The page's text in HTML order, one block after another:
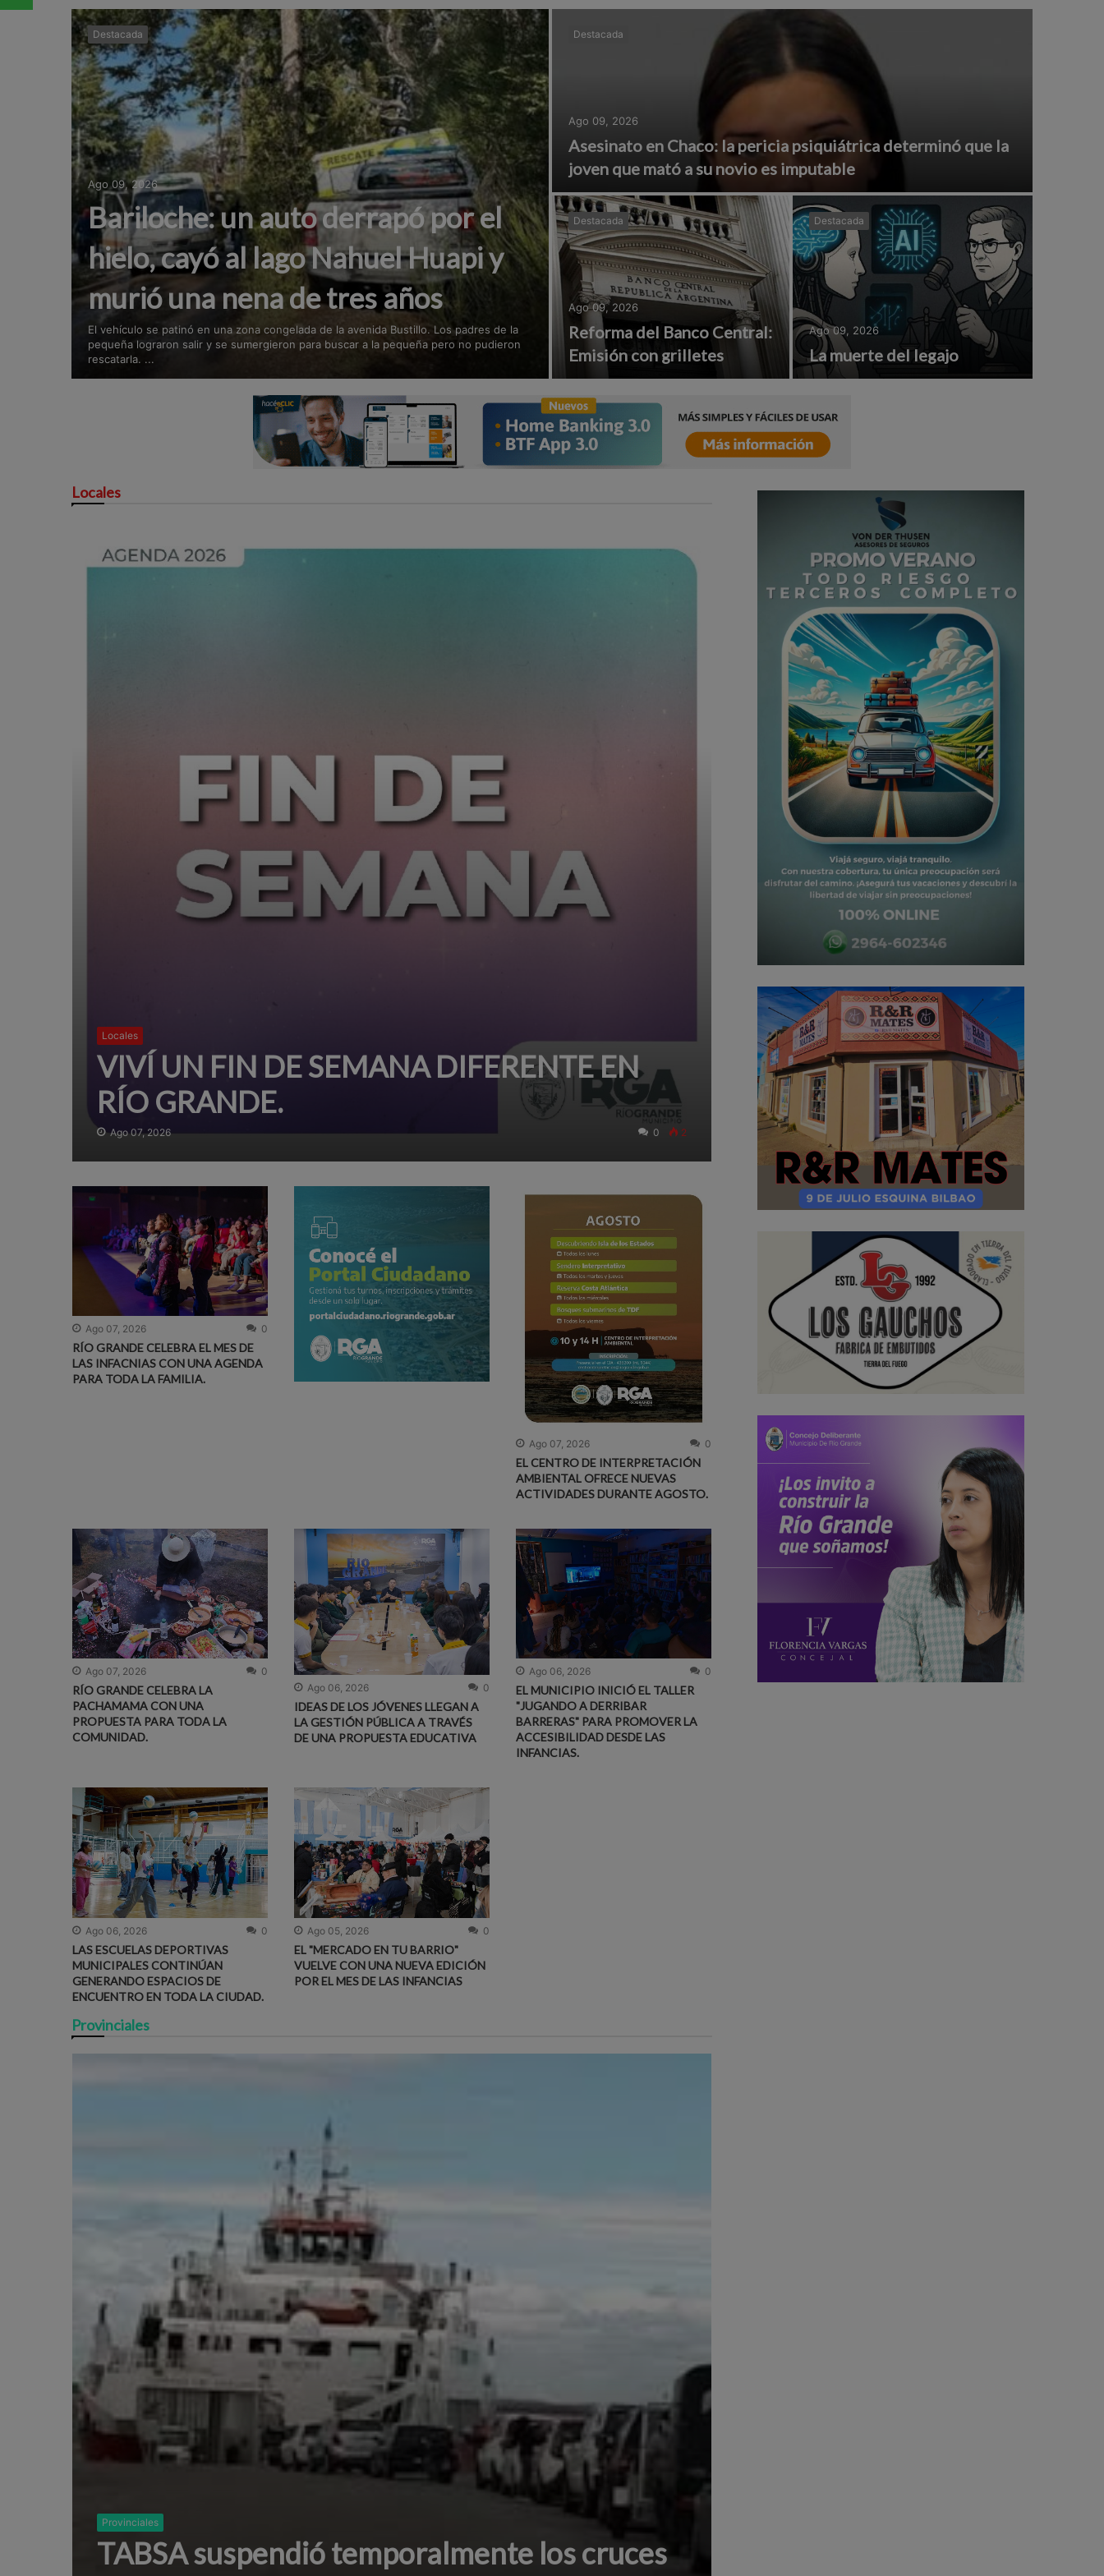
Destacada
Ago 09, 2026
Bariloche: un auto derrapó por el
hielo, cayó al lago Nahuel Huapi y
murió una nena de tres años
El vehículo se patinó en una zona congelada de la avenida Bustillo. Los padres de la
pequeña lograron salir y se sumergieron para buscar a la pequeña pero no pudieron
rescatarla. ...
Destacada
Ago 09, 2026
Asesinato en Chaco: la pericia psiquiátrica determinó que la
joven que mató a su novio es imputable
Destacada
Ago 09, 2026
Reforma del Banco Central:
Emisión con grilletes
Destacada
Ago 09, 2026
La muerte del legajo
Locales
Locales
VIVÍ UN FIN DE SEMANA DIFERENTE EN
RÍO GRANDE.
Ago 07, 2026 0 2
Ago 07, 2026 0
RÍO GRANDE CELEBRA EL MES DE
LAS INFACNIAS CON UNA AGENDA
PARA TODA LA FAMILIA.
Ago 07, 2026 0
EL CENTRO DE INTERPRETACIÓN
AMBIENTAL OFRECE NUEVAS
ACTIVIDADES DURANTE AGOSTO.
Ago 07, 2026 0
RÍO GRANDE CELEBRA LA
PACHAMAMA CON UNA
PROPUESTA PARA TODA LA
COMUNIDAD.
Ago 06, 2026 0
IDEAS DE LOS JÓVENES LLEGAN A
LA GESTIÓN PÚBLICA A TRAVÉS
DE UNA PROPUESTA EDUCATIVA
Ago 06, 2026 0
EL MUNICIPIO INICIÓ EL TALLER
"JUGANDO A DERRIBAR
BARRERAS" PARA PROMOVER LA
ACCESIBILIDAD DESDE LAS
INFANCIAS.
Ago 06, 2026 0
LAS ESCUELAS DEPORTIVAS
MUNICIPALES CONTINÚAN
GENERANDO ESPACIOS DE
ENCUENTRO EN TODA LA CIUDAD.
Ago 05, 2026 0
EL "MERCADO EN TU BARRIO"
VUELVE CON UNA NUEVA EDICIÓN
POR EL MES DE LAS INFANCIAS
Provinciales
Provinciales
TABSA suspendió temporalmente los cruces